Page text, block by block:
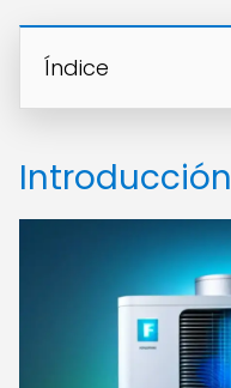
Índice
Introducción